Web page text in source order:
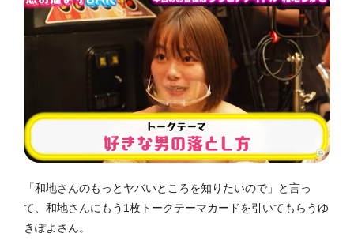
「和地さんのもっとヤバいところを知りたいので」と言っ
て、和地さんにもう1枚トークテーマカードを引いてもらうゆ
きぽよさん。